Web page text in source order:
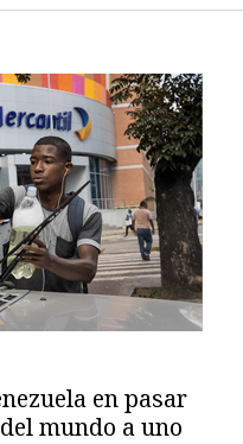
en pasar
mundo a uno